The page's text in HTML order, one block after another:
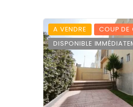
A VENDRE
COUP DE
DISPONIBLE